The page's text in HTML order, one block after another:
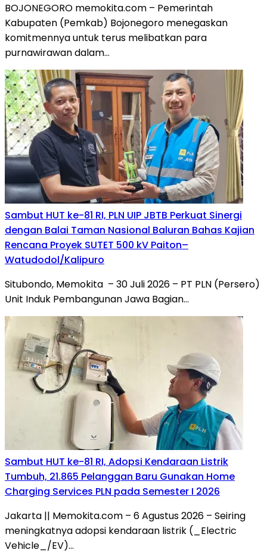
BOJONEGORO memokita.com – Pemerintah
Kabupaten (Pemkab) Bojonegoro menegaskan
komitmennya untuk terus melibatkan para
purnawirawan dalam…
Sambut HUT ke-81 RI, PLN UIP JBTB Perkuat Sinergi
dengan Balai Taman Nasional Baluran Bahas Kajian
Rencana Proyek SUTET 500 kV Paiton–
Watudodol/Kalipuro
Situbondo, Memokita – 30 Juli 2026 – PT PLN (Persero)
Unit Induk Pembangunan Jawa Bagian…
Sambut HUT ke-81 RI, Adopsi Kendaraan Listrik
Tumbuh, 21.865 Pelanggan Baru Gunakan Home
Charging Services PLN pada Semester I 2026
Jakarta || Memokita.com – 6 Agustus 2026 – Seiring
meningkatnya adopsi kendaraan listrik (_Electric
Vehicle_/EV)…